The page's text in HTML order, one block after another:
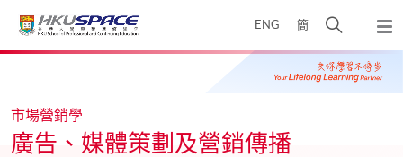
ENG 簡
開
搜
尋
彈
出
主
Main
市場營銷學
廣告、媒體策劃及營銷傳播